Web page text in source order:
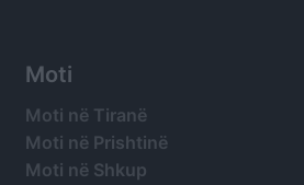
Moti
Moti në Tiranë
Moti në Prishtinë
Moti në Shkup